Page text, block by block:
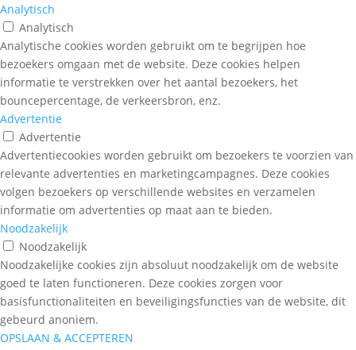
Analytisch
Analytisch
Analytische cookies worden gebruikt om te begrijpen hoe
bezoekers omgaan met de website. Deze cookies helpen
informatie te verstrekken over het aantal bezoekers, het
bouncepercentage, de verkeersbron, enz.
Advertentie
Advertentie
Advertentiecookies worden gebruikt om bezoekers te voorzien van
relevante advertenties en marketingcampagnes. Deze cookies
volgen bezoekers op verschillende websites en verzamelen
informatie om advertenties op maat aan te bieden.
Noodzakelijk
Noodzakelijk
Noodzakelijke cookies zijn absoluut noodzakelijk om de website
goed te laten functioneren. Deze cookies zorgen voor
basisfunctionaliteiten en beveiligingsfuncties van de website, dit
gebeurd anoniem.
OPSLAAN & ACCEPTEREN